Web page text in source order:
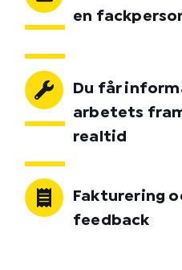
en
Du får
arbetets
realtid
Fakturering
feedback